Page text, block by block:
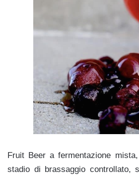
Fruit Beer a fermentazione
stadio di brassaggio controllato,